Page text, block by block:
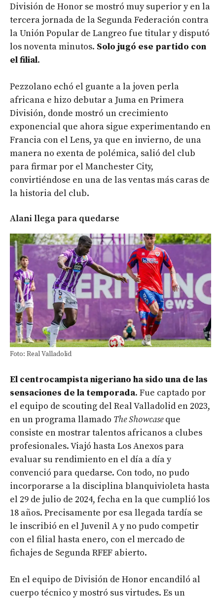
División de Honor se mostró muy superior y en la
tercera jornada de la Segunda Federación contra
la Unión Popular de Langreo fue titular y disputó
los noventa minutos. Solo jugó ese partido con
el filial.
Pezzolano echó el guante a la joven perla
africana e hizo debutar a Juma en Primera
División, donde mostró un crecimiento
exponencial que ahora sigue experimentando en
Francia con el Lens, ya que en invierno, de una
manera no exenta de polémica, salió del club
para firmar por el Manchester City,
convirtiéndose en una de las ventas más caras de
la historia del club.
Alani llega para quedarse
Foto: Real Valladolid
El centrocampista nigeriano ha sido una de las
sensaciones de la temporada. Fue captado por
el equipo de scouting del Real Valladolid en 2023,
en un programa llamado The Showcaseque
consiste en mostrar talentos africanos a clubes
profesionales. Viajó hasta Los Anexos para
evaluar su rendimiento en el día a día y
convenció para quedarse. Con todo, no pudo
incorporarse a la disciplina blanquivioleta hasta
el 29 de julio de 2024, fecha en la que cumplió los
18 años. Precisamente por esa llegada tardía se
le inscribió en el Juvenil A y no pudo competir
con el filial hasta enero, con el mercado de
fichajes de Segunda RFEF abierto.
En el equipo de División de Honor encandiló al
cuerpo técnico y mostró sus virtudes. Es un